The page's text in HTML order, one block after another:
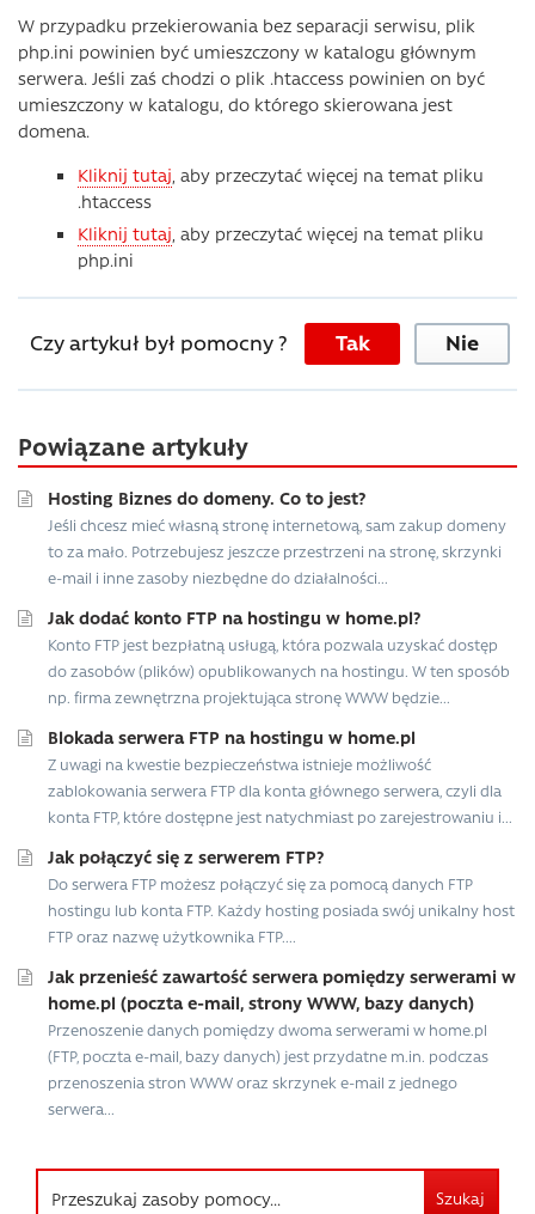
W przypadku przekierowania bez separacji serwisu, plik
php.ini powinien być umieszczony w katalogu głównym
serwera. Jeśli zaś chodzi o plik .htaccess powinien on być
umieszczony w katalogu, do którego skierowana jest
domena.
Kliknij tutaj , aby przeczytać więcej na temat pliku
.htaccess
Kliknij tutaj , aby przeczytać więcej na temat pliku
php.ini
Czy artykuł był pomocny ? Tak Nie
Powiązane artykuły
Hosting Biznes do domeny. Co to jest?
Jeśli chcesz mieć własną stronę internetową, sam zakup domeny
to za mało. Potrzebujesz jeszcze przestrzeni na stronę, skrzynki
e-mail i inne zasoby niezbędne do działalności...
Jak dodać konto FTP na hostingu w home.pl?
Konto FTP jest bezpłatną usługą, która pozwala uzyskać dostęp
do zasobów (plików) opublikowanych na hostingu. W ten sposób
np. firma zewnętrzna projektująca stronę WWW będzie...
Blokada serwera FTP na hostingu w home.pl
Z uwagi na kwestie bezpieczeństwa istnieje możliwość
zablokowania serwera FTP dla konta głównego serwera, czyli dla
konta FTP, które dostępne jest natychmiast po zarejestrowaniu i...
Jak połączyć się z serwerem FTP?
Do serwera FTP możesz połączyć się za pomocą danych FTP
hostingu lub konta FTP. Każdy hosting posiada swój unikalny host
FTP oraz nazwę użytkownika FTP....
Jak przenieść zawartość serwera pomiędzy serwerami w
home.pl (poczta e-mail, strony WWW, bazy danych)
Przenoszenie danych pomiędzy dwoma serwerami w home.pl
(FTP, poczta e-mail, bazy danych) jest przydatne m.in. podczas
przenoszenia stron WWW oraz skrzynek e-mail z jednego
serwera...
Szukaj